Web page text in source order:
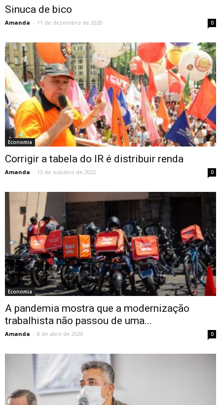
Sinuca de bico
Amanda - 11 de dezembro de 2020 0
Economia
Corrigir a tabela do IR é distribuir renda
Amanda - 13 de outubro de 2022 0
Economia
A pandemia mostra que a modernização
trabalhista não passou de uma...
Amanda - 8 de abril de 2020 0